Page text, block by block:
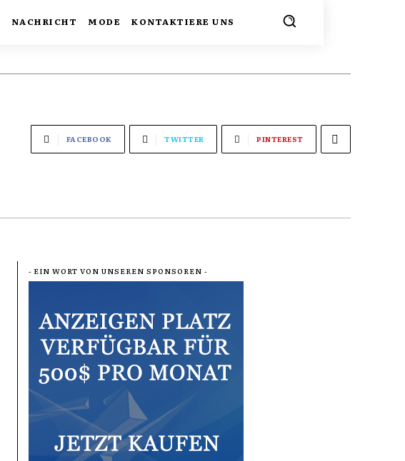
NACHRICHT MODE KONTAKTIERE UNS
FACEBOOK TWITTER PINTEREST
- EIN WORT VON UNSEREN SPONSOREN -